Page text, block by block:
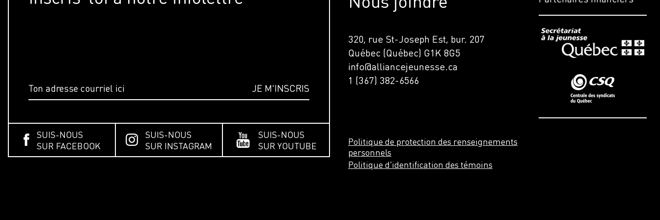
SUIS-NOUS
SUR FACEBOOK
SUIS-NOUS
SUR INSTAGRAM
SUIS-NOUS
SUR YOUTUBE
320, rue St-Joseph Est, bur. 207
Québec (Québec) G1K 8G5
info@alliancejeunesse.ca
1 (367) 382-6566
Politique de protection des renseignements
personnels
Politique d’identification des témoins